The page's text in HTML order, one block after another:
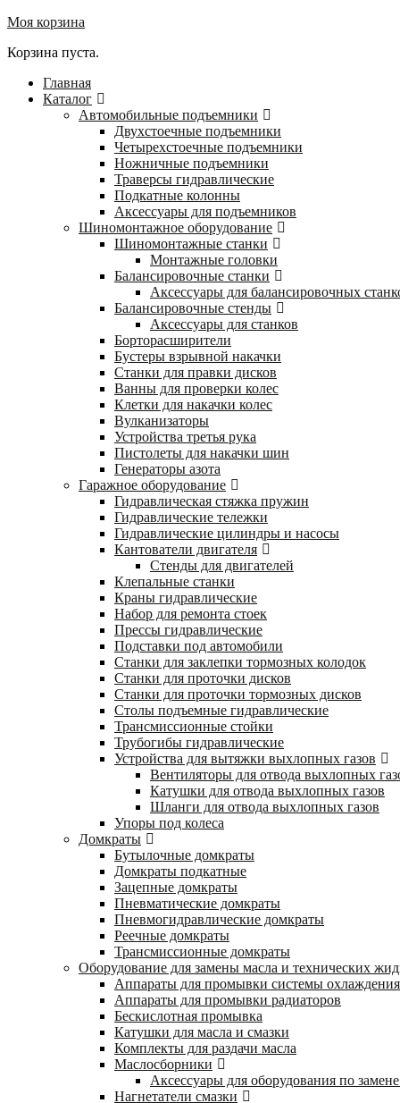
Моя корзина
Корзина пуста.
Главная
Каталог
Автомобильные подъемники
Двухстоечные подъемники
Четырехстоечные подъемники
Ножничные подъемники
Траверсы гидравлические
Подкатные колонны
Аксессуары для подъемников
Шиномонтажное оборудование
Шиномонтажные станки
Монтажные головки
Балансировочные станки
Аксессуары для балансировочных
Балансировочные стенды
Аксессуары для станков
Борторасширители
Бустеры взрывной накачки
Станки для правки дисков
Ванны для проверки колес
Клетки для накачки колес
Вулканизаторы
Устройства третья рука
Пистолеты для накачки шин
Генераторы азота
Гаражное оборудование
Гидравлическая стяжка пружин
Гидравлические тележки
Гидравлические цилиндры и насосы
Кантователи двигателя
Стенды для двигателей
Клепальные станки
Краны гидравлические
Набор для ремонта стоек
Прессы гидравлические
Подставки под автомобили
Станки для заклепки тормозных колодок
Станки для проточки дисков
Станки для проточки тормозных дисков
Столы подъемные гидравлические
Трансмиссионные стойки
Трубогибы гидравлические
Устройства для вытяжки выхлопных газов
Вентиляторы для отвода выхлопных
Катушки для отвода выхлопных газов
Шланги для отвода выхлопных газов
Упоры под колеса
Домкраты
Бутылочные домкраты
Домкраты подкатные
Зацепные домкраты
Пневматические домкраты
Пневмогидравлические домкраты
Реечные домкраты
Трансмиссионные домкраты
Оборудование для замены масла и технических
Аппараты для промывки системы охлаждения
Аппараты для промывки радиаторов
Бескислотная промывка
Катушки для масла и смазки
Комплекты для раздачи масла
Маслосборники
Аксессуары для оборудования по
Нагнетатели смазки